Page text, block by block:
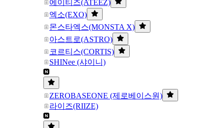
에이티즈(ATEEZ)
엑소(EXO)
몬스타엑스(MONSTA X)
아스트로(ASTRO)
코르티스(CORTIS)
SHINee (샤이니)
ZEROBASEONE (제로베이스원)
라이즈(RIIZE)